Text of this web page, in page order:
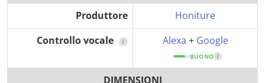
Produttore
Honiture
Controllo vocale
i Alexa + Google
BUONO i
DIMENSIONI